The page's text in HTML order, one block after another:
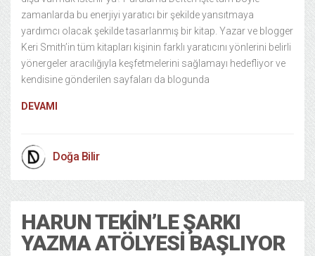
zamanlarda bu enerjiyi yaratıcı bir şekilde yansıtmaya
yardımcı olacak şekilde tasarlanmış bir kitap. Yazar ve blogger
Keri Smith’in tüm kitapları kişinin farklı yaratıcını yönlerini belirli
yönergeler aracılığıyla keşfetmelerini sağlamayı hedefliyor ve
kendisine gönderilen sayfaları da blogunda
DEVAMI
Doğa Bilir
HARUN TEKIN’LE ŞARKI
YAZMA ATÖLYESI BAŞLIYOR